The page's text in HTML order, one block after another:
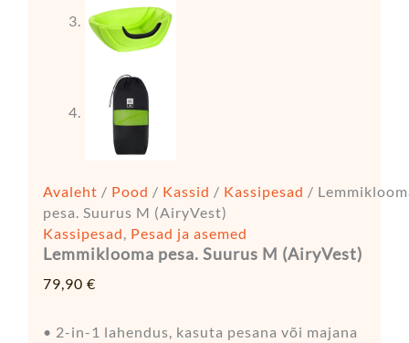
Avaleht / Pood / Kassid / Kassipesad /
pesa. Suurus M (AiryVest)
Kassipesad, Pesad ja asemed
Lemmiklooma pesa. Suurus M (AiryVest)
79,90 €
• 2-in-1 lahendus, kasuta pesana või majana